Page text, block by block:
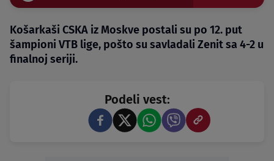
Košarkaši CSKA iz Moskve postali su po 12. put
šampioni VTB lige, pošto su savladali Zenit sa 4-2 u
finalnoj seriji.
Podeli vest: